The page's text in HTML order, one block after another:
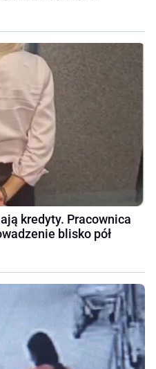
kredyty. Pracownica
blisko pół